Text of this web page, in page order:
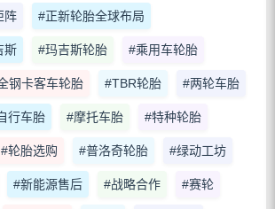
阵 #正新轮胎全球布局
斯 #玛吉斯轮胎 #乘用车轮胎
钢卡客车轮胎 #TBR轮胎 #两轮车胎
行车胎 #摩托车胎 #特种轮胎
#轮胎选购 #普洛奇轮胎 #绿动工坊
#新能源售后 #战略合作 #赛轮